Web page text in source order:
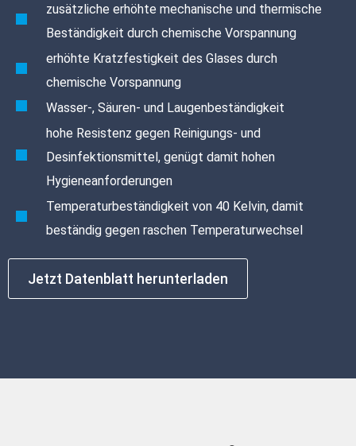
zusätzliche erhöhte mechanische und thermische
Beständigkeit durch chemische Vorspannung
erhöhte Kratzfestigkeit des Glases durch
chemische Vorspannung
Wasser-, Säuren- und Laugenbeständigkeit
hohe Resistenz gegen Reinigungs- und
Desinfektionsmittel, genügt damit hohen
Hygieneanforderungen
Temperaturbeständigkeit von 40 Kelvin, damit
beständig gegen raschen Temperaturwechsel
Jetzt Datenblatt herunterladen